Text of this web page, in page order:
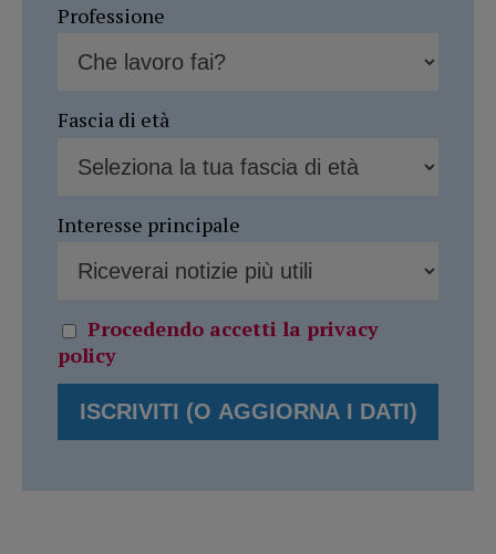
Professione
Fascia di età
Interesse principale
Procedendo accetti la privacy
policy